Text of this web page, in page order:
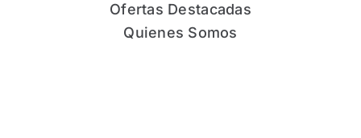
Ofertas Destacadas
Quienes Somos